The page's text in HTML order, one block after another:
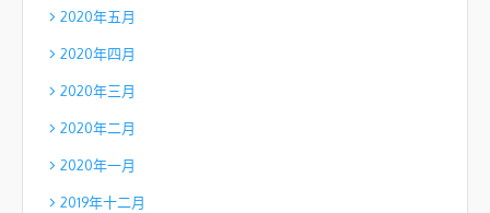
2020年五月
2020年四月
2020年三月
2020年二月
2020年一月
2019年十二月